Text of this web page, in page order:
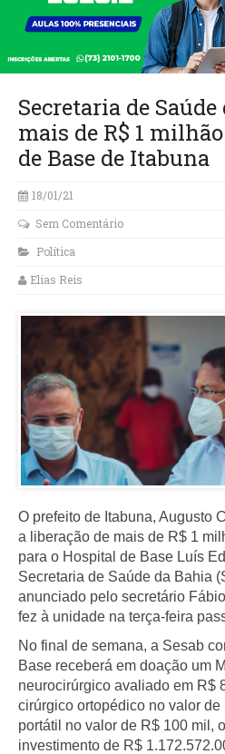
Secretaria de
mais de R$ 1
de Base de Itabuna
18/01/21
Sem Comentário
Política
Elias Reis
O prefeito de Itabuna, Augusto
a liberação de mais de R$ 1
para o Hospital de Base Luís
Secretaria de Saúde da Bahia
anunciado pelo secretário
fez à unidade na terça-feira
No final de semana, a Sesab
Base receberá em doação um
neurocirúrgico avaliado em R$
cirúrgico ortopédico no valor
portátil no valor de R$ 100 mil,
investimento de R$